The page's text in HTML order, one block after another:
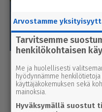
Tänään
uutinen5.8.2026 3.00
Arvostamme
Tarvitsemme
henkilökohtaisen
Me ja huolellisesti
hyödynnämme
käyttäjäkokemuksen sekä
mainoksia.
Hyväksymällä suostut